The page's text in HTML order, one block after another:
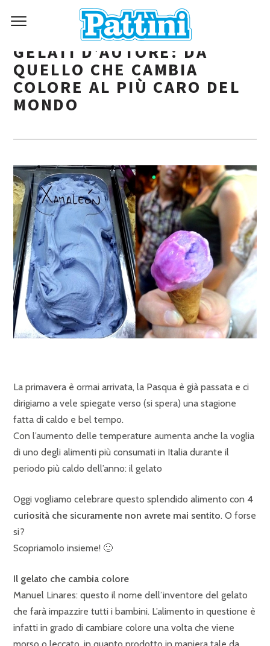
GELATI D’AUTORE: DA
QUELLO CHE CAMBIA
COLORE AL PIÙ CARO DEL
MONDO
La primavera è ormai arrivata, la Pasqua è già passata e ci
dirigiamo a vele spiegate verso (si spera) una stagione
fatta di caldo e bel tempo.
Con l’aumento delle temperature aumenta anche la voglia
di uno degli alimenti più consumati in Italia durante il
periodo più caldo dell’anno: il gelato
Oggi vogliamo celebrare questo splendido alimento con 4
curiosità che sicuramente non avrete mai sentito. O forse
si?
Scopriamolo insieme! 🙂
Il gelato che cambia colore
Manuel Linares: questo il nome dell’inventore del gelato
che farà impazzire tutti i bambini. L’alimento in questione è
infatti in grado di cambiare colore una volta che viene